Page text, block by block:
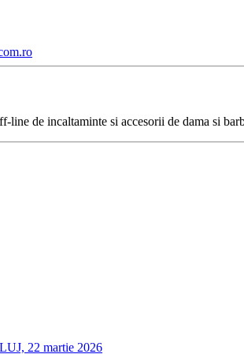
line de incaltaminte si accesorii de dama si
22 martie 2026